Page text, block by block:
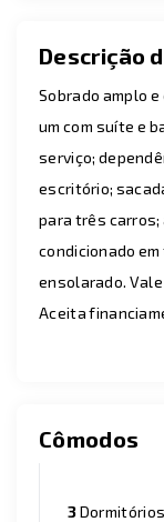
Descrição
Sobrado amplo
um com suíte e
serviço;
escritório;
para três carros;
condicionado
ensolarado.
Aceita
Cômodos
3